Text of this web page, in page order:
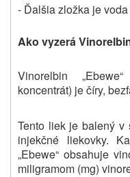
- Ďalšia zložka je
Ako vyzerá
Vinorelbin
koncentrát) je číry,
Tento liek je balený v
injekčné liekovky.
„Ebewe“ obsahuje
miligramom (mg)